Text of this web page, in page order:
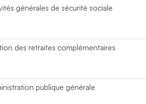
générales de sécurité sociale
des retraites complémentaires
publique générale